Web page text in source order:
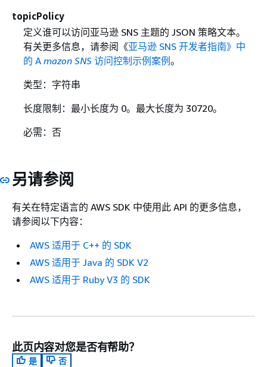
topicPolicy
定义谁可以访问亚马逊 SNS 主题的 JSON 策略文本。
有关更多信息，请参阅《亚马逊 SNS 开发者指南》中
的 A mazon SNS访问控制示例案例。
类型：字符串
长度限制：最小长度为 0。最大长度为 30720。
必需：否
另请参阅
有关在特定语言的 AWS SDK 中使用此 API 的更多信息，
请参阅以下内容：
AWS 适用于 C++ 的 SDK
AWS 适用于 Java 的 SDK V2
AWS 适用于 Ruby V3 的 SDK
此页内容对您是否有帮助？
是
否